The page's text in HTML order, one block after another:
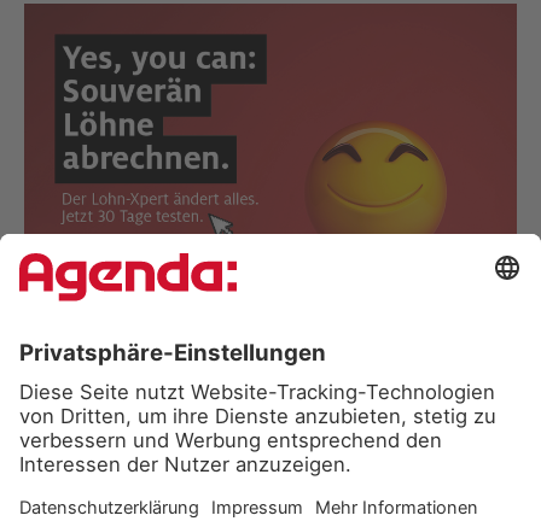
Gewinnen Sie neue Impulse für